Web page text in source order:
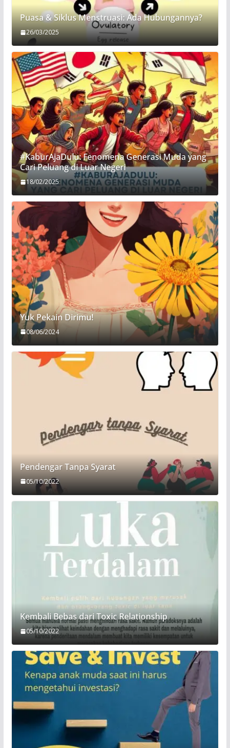
Puasa & Siklus Menstruasi: Ada Hubungannya?
26/03/2025
#KaburAjaDulu: Fenomena Generasi Muda yang
Cari Peluang di Luar Negeri
18/02/2025
Yuk Pekain Dirimu!
08/06/2024
Pendengar Tanpa Syarat
05/10/2022
Kembali Bebas dari Toxic Relationship
05/10/2022